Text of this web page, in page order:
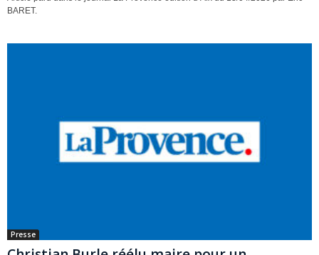
BARET.
Presse